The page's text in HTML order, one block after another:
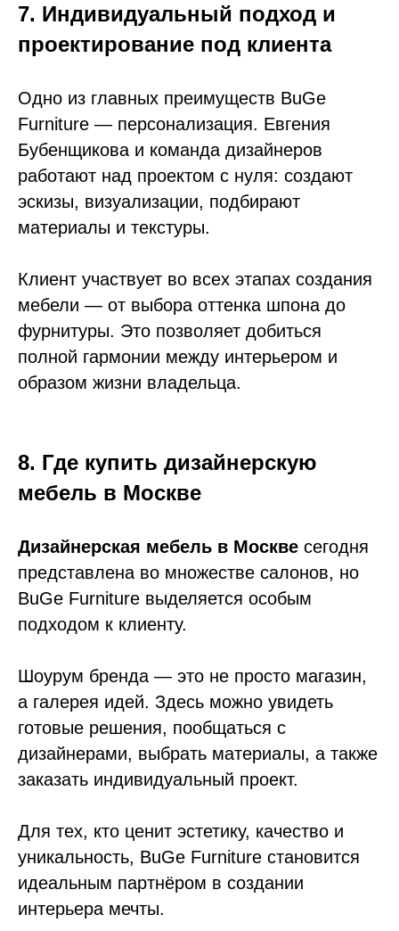
7. Индивидуальный подход и
проектирование под клиента
Одно из главных преимуществ BuGe
Furniture — персонализация. Евгения
Бубенщикова и команда дизайнеров
работают над проектом с нуля: создают
эскизы, визуализации, подбирают
материалы и текстуры.
Клиент участвует во всех этапах создания
мебели — от выбора оттенка шпона до
фурнитуры. Это позволяет добиться
полной гармонии между интерьером и
образом жизни владельца.
8. Где купить дизайнерскую
мебель в Москве
Дизайнерская мебель в Москве сегодня
представлена во множестве салонов, но
BuGe Furniture выделяется особым
подходом к клиенту.
Шоурум бренда — это не просто магазин,
а галерея идей. Здесь можно увидеть
готовые решения, пообщаться с
дизайнерами, выбрать материалы, а также
заказать индивидуальный проект.
Для тех, кто ценит эстетику, качество и
уникальность, BuGe Furniture становится
идеальным партнёром в создании
интерьера мечты.